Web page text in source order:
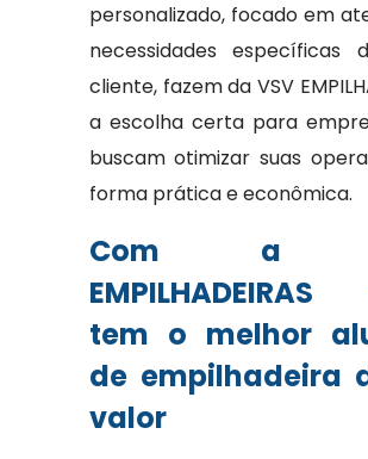
personalizado, focado em
necessidades específicas
cliente, fazem da VSV
a escolha certa para
buscam otimizar suas
forma prática e econômica.
Com a
tem o melhor
de empilhadeira
valor